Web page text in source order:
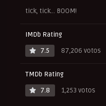
tick, tick... BOOM!
IMDb Rating
7.5
87,206 votos
TMDb Rating
7.8
1,253 votos